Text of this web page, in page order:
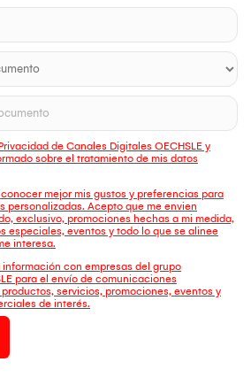
de Canales Digitales OECHSLE y
sobre el tratamiento de mis datos
conocer mejor mis gustos y preferencias para
personalizadas. Acepto que me envien
exclusivo, promociones hechas a mi medida,
especiales, eventos y todo lo que se alinee
interesa.
con empresas del grupo
para el envío de comunicaciones
servicios, promociones, eventos y
de interés.